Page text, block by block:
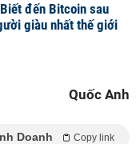
đến Bitcoin sau
giàu nhất thế giới
Quốc Anh
Doanh Copy link